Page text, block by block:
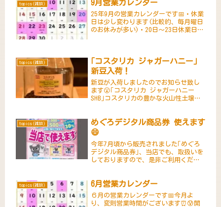
す🍽️作り方はネットで検索すれば直...
topics(雑談) 9月営業カレンダー
25年9月の営業カレンダーです📅・休業
日は少し変わります(比較的、毎月曜日
のお休みが多い)・20日～23日休業日
時～15...
topics(雑談)
｢コスタリカ ジャガーハニー｣
新豆入荷！
新豆が入荷しましたのでお知らせ致し
ます😮｢コスタリカ ジャガーハニー
SHB｣コスタリカの豊かな火山性土壌と
ープロセスにより蜂蜜や熟したフルー
ツのような甘さと、バランスの取れ...
topics(雑談)
めぐろデジタル商品券 使えます
😄
今年7月頃から販売されました｢めぐろ
デジタル商品券｣、当店でも、取扱いを
しておりますので、是非ご利用くださ
方利用できます。利用期間は12月26日
(金)までです。利用期間を...
topics(雑談) 6月営業カレンダー
６月の営業カレンダーです📅今月よ
り、変則営業時間がございます⏰😰開